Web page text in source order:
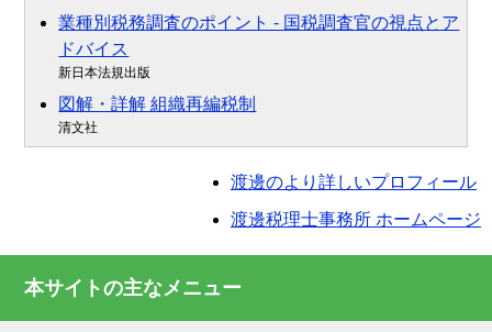
業種別税務調査のポイント - 国税調査官の視点とア
ドバイス
新日本法規出版
図解・詳解 組織再編税制
清文社
渡邊のより詳しいプロフィール
渡邊税理士事務所 ホームページ
本サイトの主なメニュー